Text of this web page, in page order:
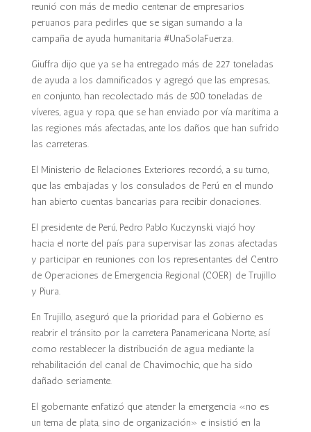
reunió con más de medio centenar de empresarios
peruanos para pedirles que se sigan sumando a la
campaña de ayuda humanitaria #UnaSolaFuerza.
Giuffra dijo que ya se ha entregado más de 227 toneladas
de ayuda a los damnificados y agregó que las empresas,
en conjunto, han recolectado más de 500 toneladas de
víveres, agua y ropa, que se han enviado por vía marítima a
las regiones más afectadas, ante los daños que han sufrido
las carreteras.
El Ministerio de Relaciones Exteriores recordó, a su turno,
que las embajadas y los consulados de Perú en el mundo
han abierto cuentas bancarias para recibir donaciones.
El presidente de Perú, Pedro Pablo Kuczynski, viajó hoy
hacia el norte del país para supervisar las zonas afectadas
y participar en reuniones con los representantes del Centro
de Operaciones de Emergencia Regional (COER) de Trujillo
y Piura.
En Trujillo, aseguró que la prioridad para el Gobierno es
reabrir el tránsito por la carretera Panamericana Norte, así
como restablecer la distribución de agua mediante la
rehabilitación del canal de Chavimochic, que ha sido
dañado seriamente.
El gobernante enfatizó que atender la emergencia «no es
un tema de plata, sino de organización» e insistió en la